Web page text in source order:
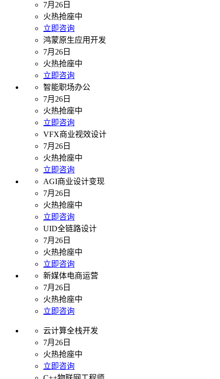
7月26日
火热抢座中
立即咨询
鸿蒙原生应用开发
7月26日
火热抢座中
立即咨询
智能职场办公
7月26日
火热抢座中
立即咨询
VFX商业视效设计
7月26日
火热抢座中
立即咨询
AGI商业设计变现
7月26日
火热抢座中
立即咨询
UID全链路设计
7月26日
火热抢座中
立即咨询
新媒体电商运营
7月26日
火热抢座中
立即咨询
云计算全栈开发
7月26日
火热抢座中
立即咨询